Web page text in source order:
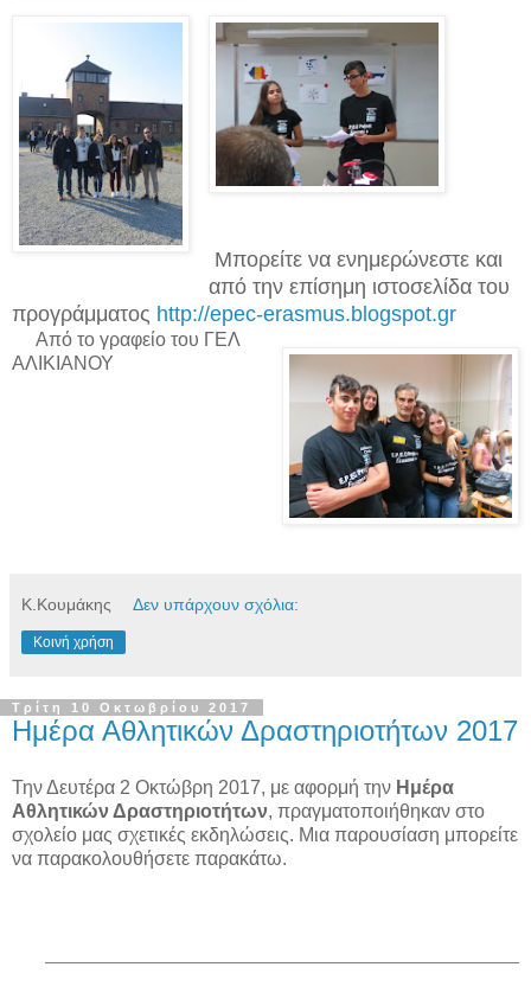
Μπορείτε να ενημερώνεστε και
από την επίσημη ιστοσελίδα του
προγράμματος http://epec-erasmus.blogspot.gr
Από το γραφείο του ΓΕΛ
ΑΛΙΚΙΑΝΟΥ
Κ.Κουμάκης Δεν υπάρχουν σχόλια:
Κοινή χρήση
Τρίτη 10 Οκτωβρίου 2017
Ημέρα Αθλητικών Δραστηριοτήτων 2017
Την Δευτέρα 2 Οκτώβρη 2017, με αφορμή την Ημέρα
Αθλητικών Δραστηριοτήτων, πραγματοποιήθηκαν στο
σχολείο μας σχετικές εκδηλώσεις. Μια παρουσίαση μπορείτε
να παρακολουθήσετε παρακάτω.